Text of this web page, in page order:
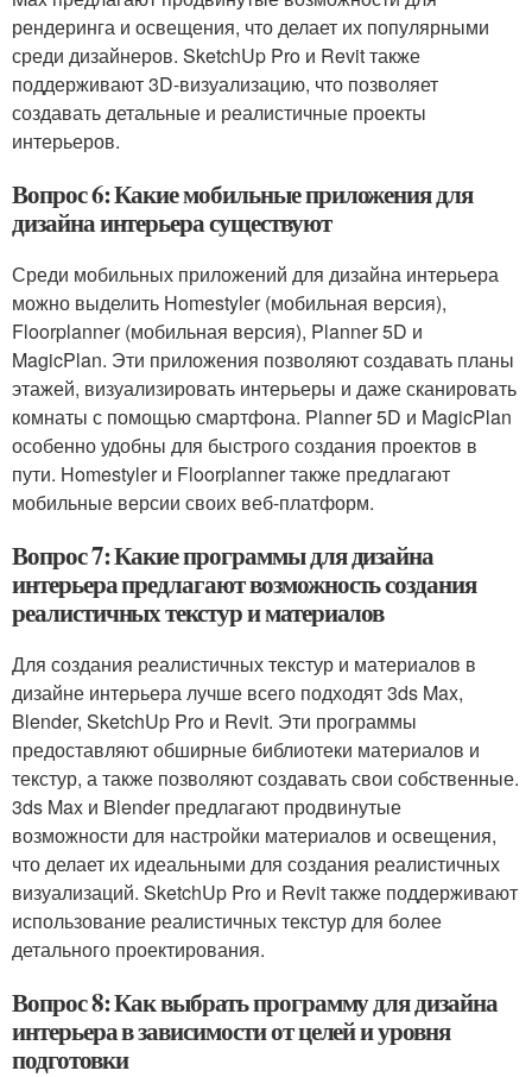
рендеринга и освещения, что делает их популярными
среди дизайнеров. SketchUp Pro и Revit также
поддерживают 3D-визуализацию, что позволяет
создавать детальные и реалистичные проекты
интерьеров.
Вопрос 6: Какие мобильные приложения для
дизайна интерьера существуют
Среди мобильных приложений для дизайна интерьера
можно выделить Homestyler (мобильная версия),
Floorplanner (мобильная версия), Planner 5D и
MagicPlan. Эти приложения позволяют создавать планы
этажей, визуализировать интерьеры и даже сканировать
комнаты с помощью смартфона. Planner 5D и MagicPlan
особенно удобны для быстрого создания проектов в
пути. Homestyler и Floorplanner также предлагают
мобильные версии своих веб-платформ.
Вопрос 7: Какие программы для дизайна
интерьера предлагают возможность создания
реалистичных текстур и материалов
Для создания реалистичных текстур и материалов в
дизайне интерьера лучше всего подходят 3ds Max,
Blender, SketchUp Pro и Revit. Эти программы
предоставляют обширные библиотеки материалов и
текстур, а также позволяют создавать свои собственные.
3ds Max и Blender предлагают продвинутые
возможности для настройки материалов и освещения,
что делает их идеальными для создания реалистичных
визуализаций. SketchUp Pro и Revit также поддерживают
использование реалистичных текстур для более
детального проектирования.
Вопрос 8: Как выбрать программу для дизайна
интерьера в зависимости от целей и уровня
подготовки